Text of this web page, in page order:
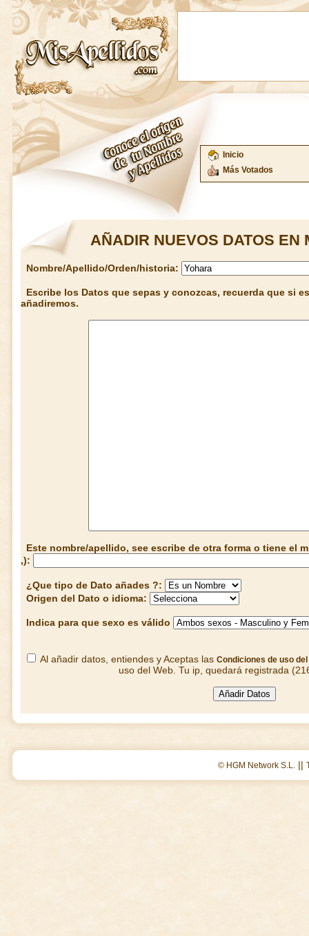
Inicio
Más Votados
AÑADIR NUEVOS DATOS EN
Nombre/Apellido/Orden/historia:
Escribe los Datos que sepas y conozcas, recuerda que si
añadiremos.
Este nombre/apellido, see escribe de otra forma o tiene el
,):
¿Que tipo de Dato añades ?:
Origen del Dato o idioma:
Indica para que sexo es válido
Al añadir datos, entiendes y Aceptas las Condiciones de uso del
uso del Web. Tu ip, quedará registrada
© HGM Network S.L. ||